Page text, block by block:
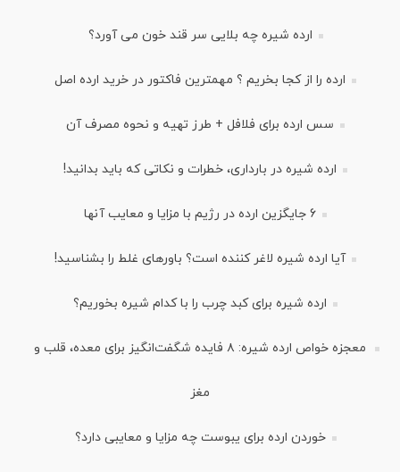
ارده شیره چه بلایی سر قند خون می آورد؟
ارده را از کجا بخریم ؟ مهمترین فاکتور در خرید ارده اصل
سس ارده برای فلافل + طرز تهیه و نحوه مصرف آن
ارده شیره در بارداری، خطرات و نکاتی که باید بدانید!
6 جایگزین ارده در رژیم با مزایا و معایب آنها
آیا ارده شیره لاغر کننده است؟ باورهای غلط را بشناسید!
ارده شیره برای کبد چرب را با کدام شیره بخوریم؟
معجزه خواص ارده شیره: ۸ فایده شگفت‌انگیز برای معده، قلب و
مغز
خوردن ارده برای یبوست چه مزایا و معایبی دارد؟